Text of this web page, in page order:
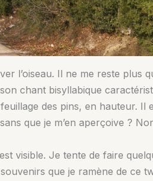
l’oiseau. Il ne me reste plus
chant bisyllabique
des pins, en hauteur. Il
que je m’en aperçoive ?
visible. Je tente de faire
que je ramène de ce